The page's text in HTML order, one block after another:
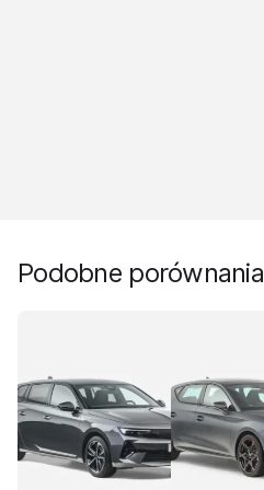
Podobne porównania